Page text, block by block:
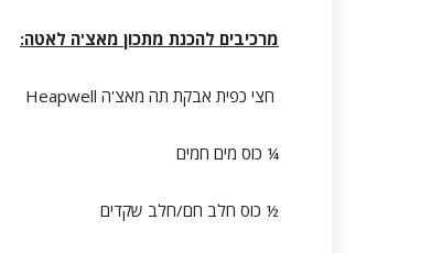
מרכיבים להכנת מתכון מאצ'ה לאטה:
חצי כפית אבקת תה מאצ'ה Heapwell
¼ כוס מים חמים
½ כוס חלב חם/חלב שקדים